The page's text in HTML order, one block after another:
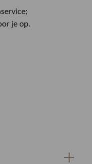
je op.